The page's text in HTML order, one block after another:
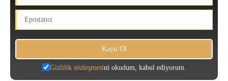
Gizlilik sözleşmesini okudum, kabul ediyorum.